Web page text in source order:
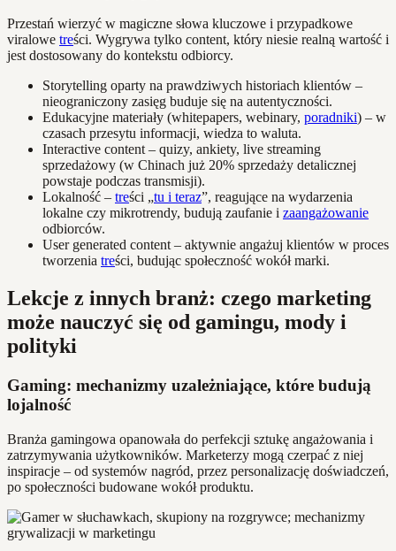
Przestań wierzyć w magiczne słowa kluczowe i przypadkowe
viralowe treści. Wygrywa tylko content, który niesie realną wartość i
jest dostosowany do kontekstu odbiorcy.
Storytelling oparty na prawdziwych historiach klientów –
nieograniczony zasięg buduje się na autentyczności.
Edukacyjne materiały (whitepapers, webinary, poradniki) – w
czasach przesytu informacji, wiedza to waluta.
Interactive content – quizy, ankiety, live streaming
sprzedażowy (w Chinach już 20% sprzedaży detalicznej
powstaje podczas transmisji).
Lokalność – treści „tu i teraz”, reagujące na wydarzenia
lokalne czy mikrotrendy, budują zaufanie i zaangażowanie
odbiorców.
User generated content – aktywnie angażuj klientów w proces
tworzenia treści, budując społeczność wokół marki.
Lekcje z innych branż: czego marketing
może nauczyć się od gamingu, mody i
polityki
Gaming: mechanizmy uzależniające, które budują
lojalność
Branża gamingowa opanowała do perfekcji sztukę angażowania i
zatrzymywania użytkowników. Marketerzy mogą czerpać z niej
inspiracje – od systemów nagród, przez personalizację doświadczeń,
po społeczności budowane wokół produktu.